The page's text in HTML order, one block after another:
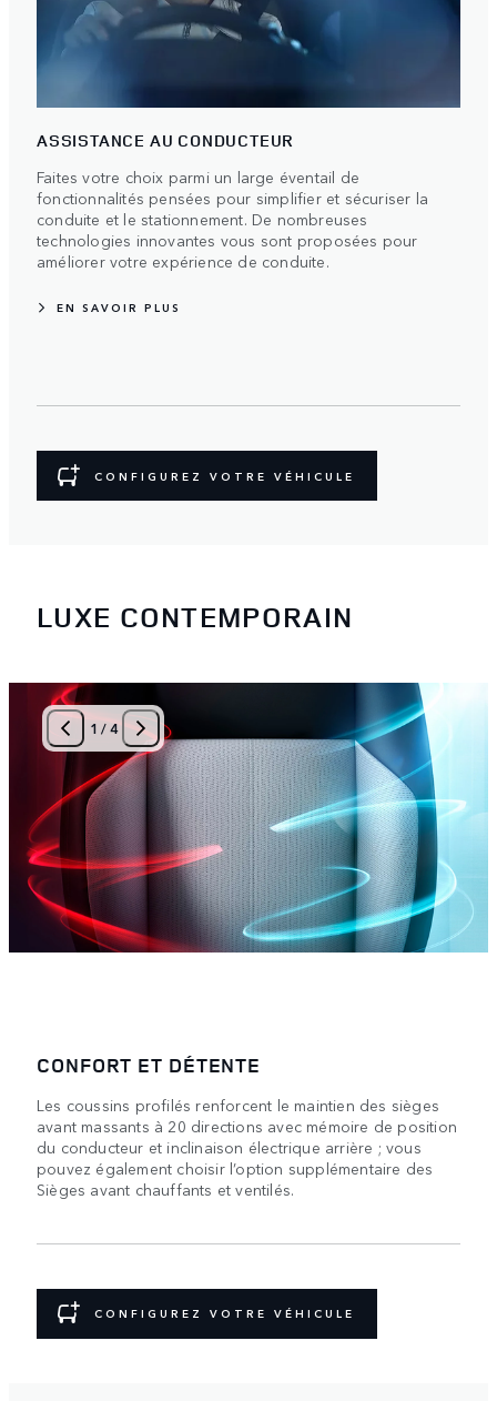
ASSISTANCE AU CONDUCTEUR
Faites votre choix parmi un large éventail de
fonctionnalités pensées pour simplifier et sécuriser la
conduite et le stationnement. De nombreuses
technologies innovantes vous sont proposées pour
améliorer votre expérience de conduite.
EN SAVOIR PLUS
CONFIGUREZ VOTRE VÉHICULE
LUXE CONTEMPORAIN
CONFORT ET DÉTENTE
Les coussins profilés renforcent le maintien des sièges
avant massants à 20 directions avec mémoire de position
du conducteur et inclinaison électrique arrière ; vous
pouvez également choisir l’option supplémentaire des
Sièges avant chauffants et ventilés.
1 /4
CONFIGUREZ VOTRE VÉHICULE